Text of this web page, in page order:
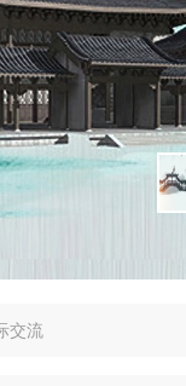
交流